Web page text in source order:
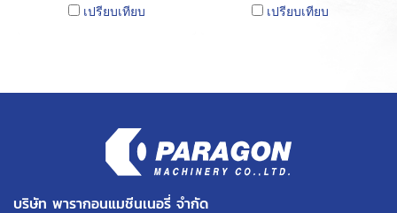
เปรียบเทียบ
เปรียบเทียบ
บริษัท พารากอนแมชีนเนอรี่ จำกัด